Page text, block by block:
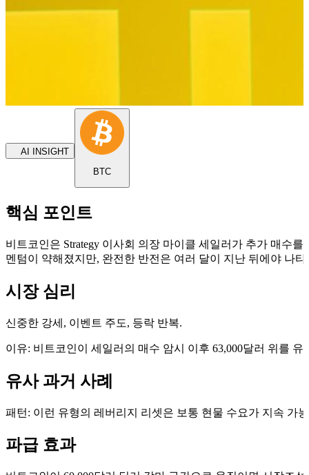
AI INSIGHT
BTC
핵심 포인트
비트코인은 Strategy 이사회 의장 마이클 세일러가 추가 매수
멘텀이 약해졌지만, 완전한 반전은 여러 달이 지난 뒤에야 나
시장 심리
신중한 강세, 이벤트 주도, 등락 반복.
이유: 비트코인이 세일러의 매수 암시 이후 63,000달러 위를
유사 과거 사례
패턴: 이런 유형의 레버리지 리셋은 보통 현물 수요가 지속 가
파급 효과